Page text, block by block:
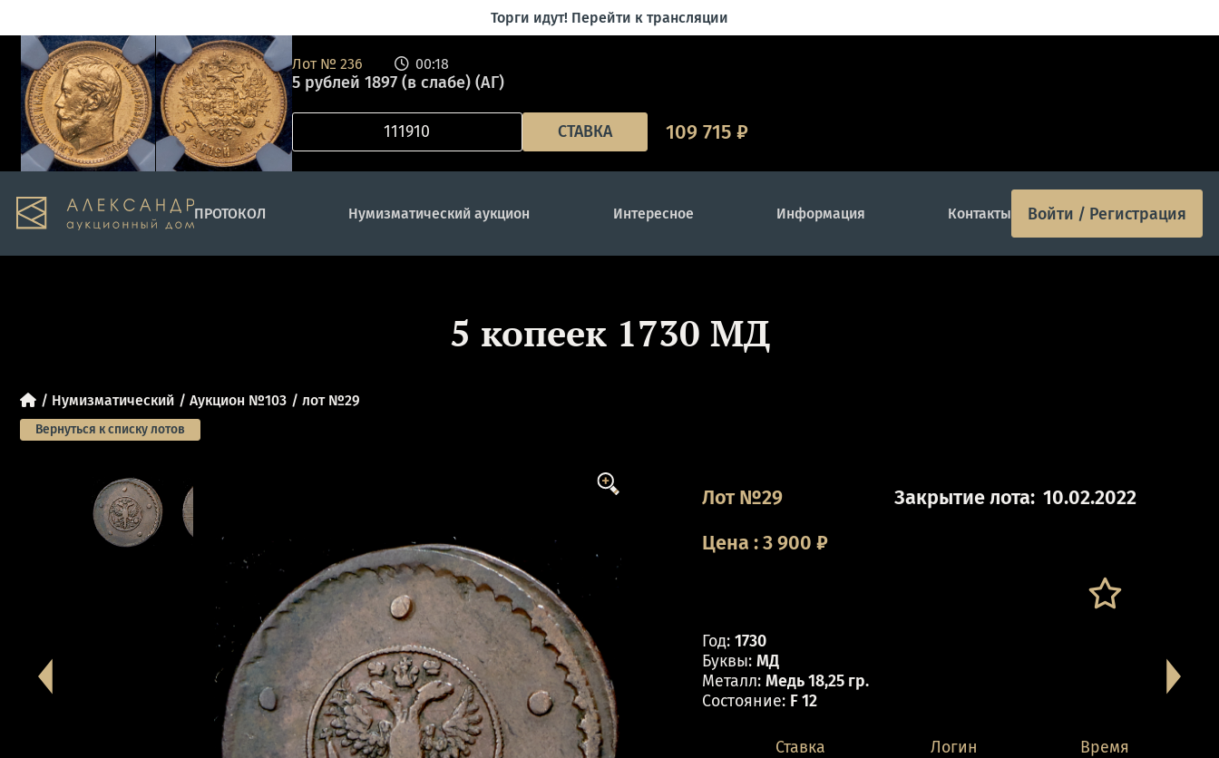
Торги идут! Перейти к трансляции
Лот № 236 00:18
5 рублей 1897 (в слабе) (АГ)
СТАВКА 109 715 ₽
ПРОТОКОЛ Нумизматический аукцион Интересное Информация Контакты Войти / Регистрация
5 копеек 1730 МД
Нумизматический Аукцион №103 лот №29
Вернуться к списку лотов
Лот №29 Закрытие лота: 10.02.2022
Цена:3 900 ₽
Год: 1730
Буквы: МД
Металл: Медь 18,25 гр.
Состояние: F 12
Ставка Логин Время